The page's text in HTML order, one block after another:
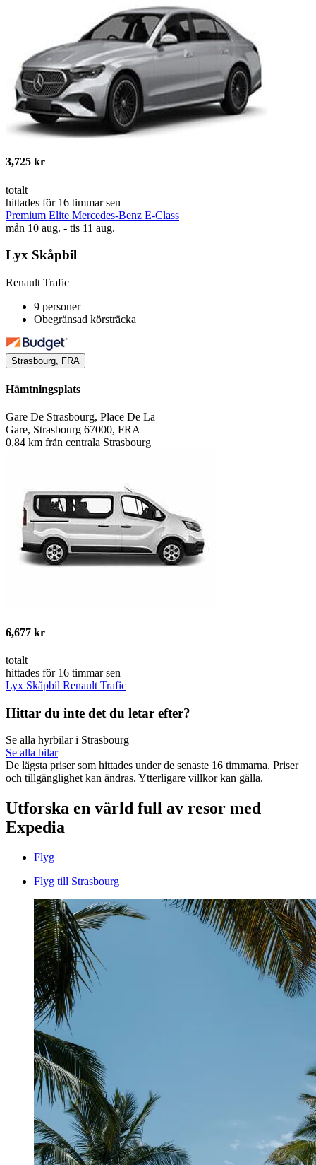
3,725 kr
totalt
hittades för 16 timmar sen
Premium Elite Mercedes-Benz E-Class
mån 10 aug. - tis 11 aug.
Lyx Skåpbil
Renault Trafic
9 personer
Obegränsad körsträcka
Strasbourg, FRA
Hämtningsplats
Gare De Strasbourg, Place De La
Gare, Strasbourg 67000, FRA
0,84 km från centrala Strasbourg
6,677 kr
totalt
hittades för 16 timmar sen
Lyx Skåpbil Renault Trafic
Hittar du inte det du letar efter?
Se alla hyrbilar i Strasbourg
Se alla bilar
De lägsta priser som hittades under de senaste 16 timmarna. Priser
och tillgänglighet kan ändras. Ytterligare villkor kan gälla.
Utforska en värld full av resor med
Expedia
Flyg
Flyg till Strasbourg